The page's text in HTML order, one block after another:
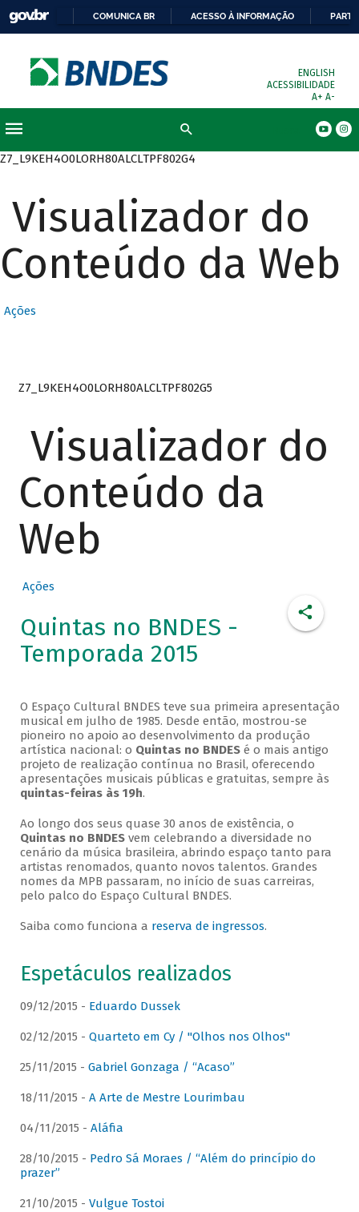
COMUNICA BR ACESSO À INFORMAÇÃO
ENGLISH
ACESSIBILIDADE
A+ A-
Z7_L9KEH4O0LORH80ALCLTPF802G4
Visualizador do
Conteúdo da Web
Ações
Z7_L9KEH4O0LORH80ALCLTPF802G5
Visualizador do
Conteúdo da
Web
Ações
Quintas no BNDES -
Temporada 2015
O Espaço Cultural BNDES teve sua primeira apresentação
musical em julho de 1985. Desde então, mostrou-se
pioneiro no apoio ao desenvolvimento da produção
artística nacional: o Quintas no BNDESé o mais antigo
projeto de realização contínua no Brasil, oferecendo
apresentações musicais públicas e gratuitas, sempre às
quintas-feiras às 19h.
Ao longo dos seus quase 30 anos de existência, o
Quintas no BNDESvem celebrando a diversidade no
cenário da música brasileira, abrindo espaço tanto para
artistas renomados, quanto novos talentos. Grandes
nomes da MPB passaram, no início de suas carreiras,
pelo palco do Espaço Cultural BNDES.
Saiba como funciona a reserva de ingressos.
Espetáculos realizados
09/12/2015 - Eduardo Dussek
02/12/2015 - Quarteto em Cy / "Olhos nos Olhos"
25/11/2015 - Gabriel Gonzaga / “Acaso”
18/11/2015 - A Arte de Mestre Lourimbau
04/11/2015 - Aláfia
28/10/2015 - Pedro Sá Moraes / “Além do princípio do
prazer”
21/10/2015 - Vulgue Tostoi